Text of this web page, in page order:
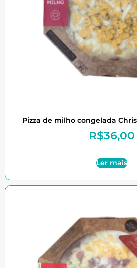
Pizza de milho congelada
R$36,00
Ler mais